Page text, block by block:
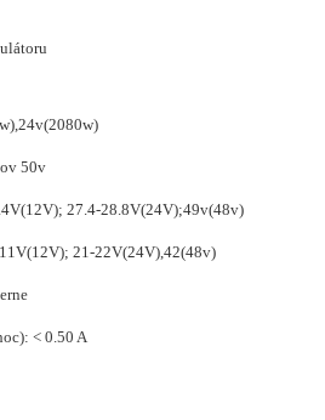
50v
27.4-28.8V(24V);49v(48v)
21-22V(24V),42(48v)
< 0.50 A